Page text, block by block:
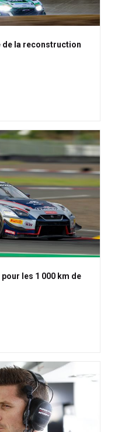
de la reconstruction
les 1 000 km de